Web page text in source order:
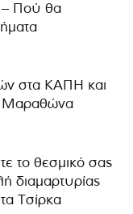
– Πού θα
στα ΚΑΠΗ και
Μαραθώνα
το θεσμικό σας
διαμαρτυρίας
Τσίρκα